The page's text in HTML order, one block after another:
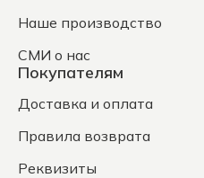
Наше производство
СМИ о нас
Покупателям
Доставка и оплата
Правила возврата
Реквизиты